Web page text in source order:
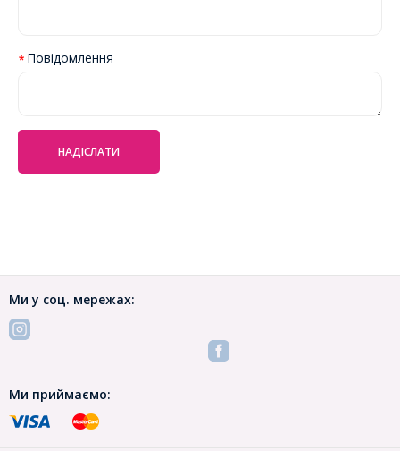
Повідомлення
Ми у соц. мережах:
Ми приймаємо: